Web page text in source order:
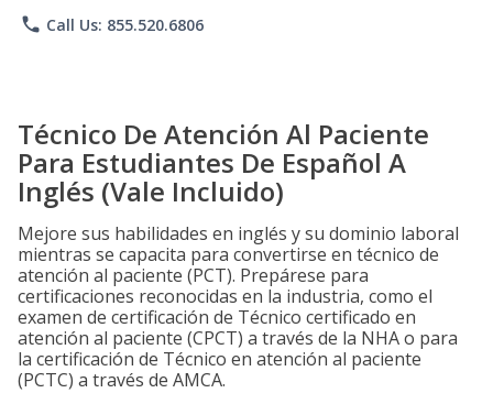
phone Call Us: 855.520.6806
Técnico De Atención Al Paciente
Para Estudiantes De Español A
Inglés (Vale Incluido)
Mejore sus habilidades en inglés y su dominio laboral
mientras se capacita para convertirse en técnico de
atención al paciente (PCT). Prepárese para
certificaciones reconocidas en la industria, como el
examen de certificación de Técnico certificado en
atención al paciente (CPCT) a través de la NHA o para
la certificación de Técnico en atención al paciente
(PCTC) a través de AMCA.